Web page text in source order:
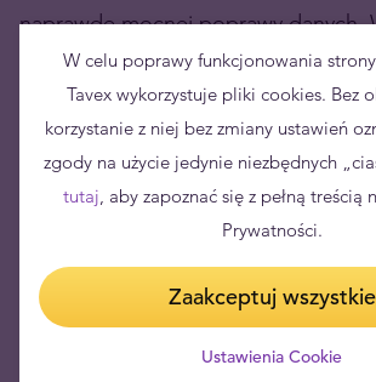
naprawdę mocnej poprawy danych.
zdecydowana większość inwestorów
raczej ewentualnych wskazówek, co
warunków finansowych w nieco
Złoto kończy tydzień
Dobra passa dla złota trwa w
pisania tego tekstu cena uncji złota
dolarach amerykańskichcoraz
W celu poprawy funkcjonowania
Tavex wykorzystuje pliki cookies. Bez
korzystanie z niej bez zmiany ustawień
zgody na użycie jedynie niezbędnych
tutaj, aby zapoznać się z pełną treścią
Prywatności.
Zaakceptuj wszystkie
Ustawienia Cookie